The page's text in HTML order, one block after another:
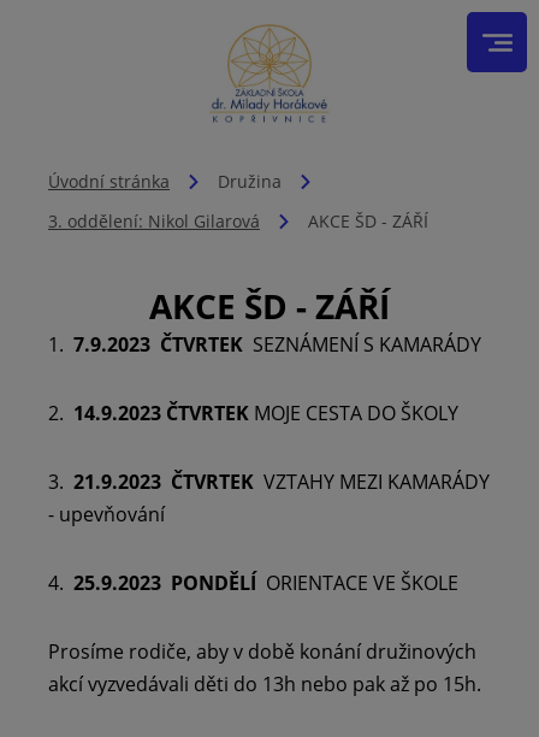
Úvodní stránka
Družina
3. oddělení: Nikol Gilarová
AKCE ŠD - ZÁŘÍ
AKCE ŠD - ZÁŘÍ
1. 7.9.2023 ČTVRTEK SEZNÁMENÍ S KAMARÁDY
2. 14.9.2023 ČTVRTEK MOJE CESTA DO ŠKOLY
3. 21.9.2023 ČTVRTEK VZTAHY MEZI KAMARÁDY
- upevňování
4. 25.9.2023 PONDĚLÍ ORIENTACE VE ŠKOLE
Prosíme rodiče, aby v době konání družinových
akcí vyzvedávali děti do 13h nebo pak až po 15h.